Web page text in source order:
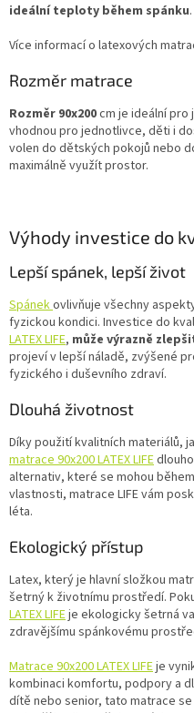
ideální teploty během spánku.
Více informací o latexových
Rozměr matrace
Rozměr 90x200cm je ideální
vhodnou pro jednotlivce, děti i
volen do dětských pokojů nebo
maximálně využít prostor.
Výhody investice do
Lepší spánek, lepší život
Spánekovlivňuje všechny
fyzickou kondici. Investice do
LATEX LIFE, může výrazně
projeví v lepší náladě, zvýšené
fyzického i duševního zdraví.
Dlouhá životnost
Díky použití kvalitních materiálů,
matrace 90x200 LATEX LIFE
alternativ, které se mohou
vlastnosti, matrace LIFE vám
léta.
Ekologický přístup
Latex, který je hlavní složkou
šetrný k životnímu prostředí.
LATEX LIFEje ekologicky šetrná
zdravějšímu spánkovému
Matrace 90x200 LATEX LIFEje
kombinaci komfortu, podpory a
dítě nebo senior, tato matrace